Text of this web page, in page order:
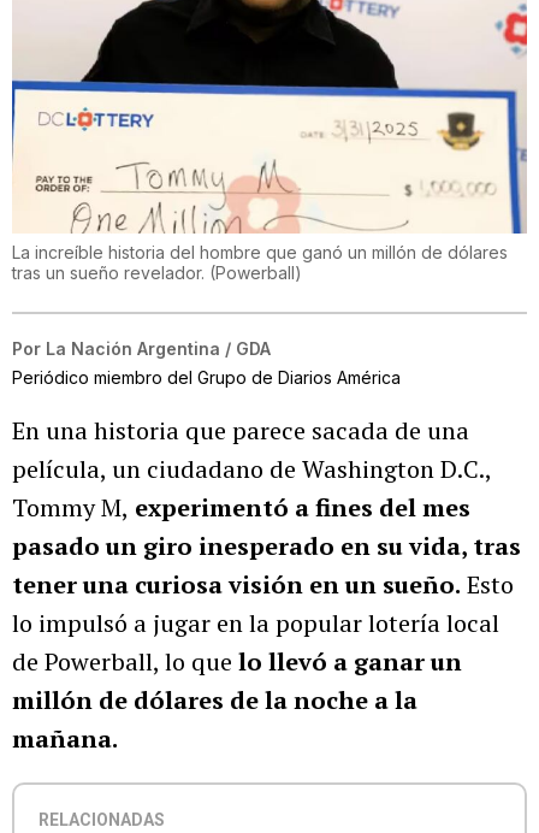
La increíble historia del hombre que ganó un millón de dólares
tras un sueño revelador. (Powerball)
Por La Nación Argentina / GDA
Periódico miembro del Grupo de Diarios América
En una historia que parece sacada de una
película, un ciudadano de Washington D.C.,
Tommy M, experimentó a fines del mes
pasado un giro inesperado en su vida, tras
tener una curiosa visión en un sueño. Esto
lo impulsó a jugar en la popular lotería local
de Powerball, lo que lo llevó a ganar un
millón de dólares de la noche a la
mañana.
RELACIONADAS